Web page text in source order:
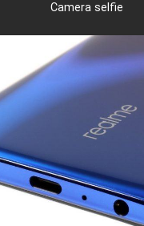
Camera selfie